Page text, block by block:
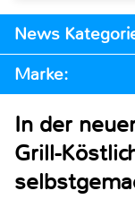
News
Marke:
In der
Grill-